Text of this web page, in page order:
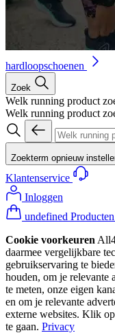
hardloopschoenen
Zoek
Welk running product
Welk running product
Zoekterm opnieuw
Klantenservice
Inloggen
undefined
Cookie voorkeuren
daarmee vergelijkbare
gebruikservaring te
houden, om je relevante
te meten, onze eigen
en om je relevante
externe websites. Klik
te gaan. Privacy